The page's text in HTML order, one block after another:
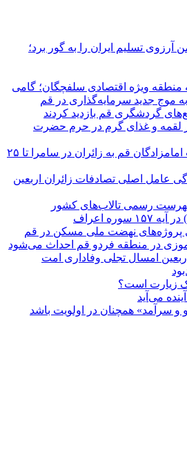
آرزوی تسلیم ایران را به گور برد؛
هکتار به منطقه ویژه اقتصادی سلفچگان؛ گامی
موج جدید سرمایه‌گذاری در قم
گردشگری قم بازدید کردند
روزانه ۲۰ هزار لقمه و غذای گرم در حرم حضرت
خدمت‌رسانی موکب امامزادگان قم به زائران در سامرا تا ۲۵
عامل اصلی تصادفات زائران اربعین
در منطقه فردو قم احداث می‌شود
امسال تجلی وفاداری امت
زیارت است؟
می‌آید
سرآمد» همچنان در اولویت باشد